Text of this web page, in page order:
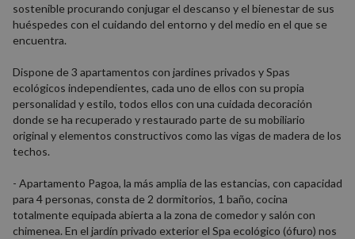
sostenible procurando conjugar el descanso y el bienestar de sus
huéspedes con el cuidando del entorno y del medio en el que se
encuentra.
Dispone de 3 apartamentos con jardines privados y Spas
ecológicos independientes, cada uno de ellos con su propia
personalidad y estilo, todos ellos con una cuidada decoración
donde se ha recuperado y restaurado parte de su mobiliario
original y elementos constructivos como las vigas de madera de los
techos.
- Apartamento Pagoa, la más amplia de las estancias, con capacidad
para 4 personas, consta de 2 dormitorios, 1 baño, cocina
totalmente equipada abierta a la zona de comedor y salón con
chimenea. En el jardín privado exterior el Spa ecológico (ófuro) nos